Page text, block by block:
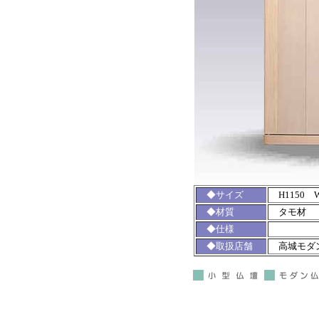
◆サイズ
H1150
◆材質
タモ材
◆仕様
◆取扱店舗
高城モダ